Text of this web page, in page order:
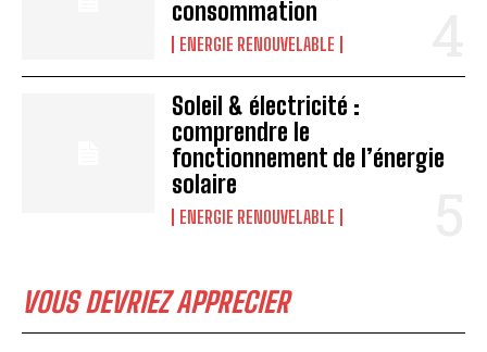
consommation
ENERGIE RENOUVELABLE
Soleil & électricité :
comprendre le
fonctionnement de l’énergie
solaire
ENERGIE RENOUVELABLE
VOUS DEVRIEZ APPRECIER